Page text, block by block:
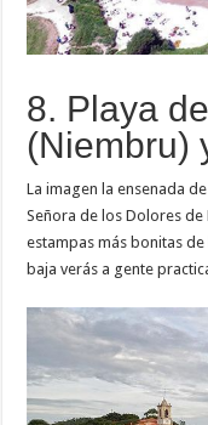
8. Playa
(Niembru)
La imagen la ensenada
Señora de los Dolores de
estampas más bonitas de
baja verás a gente